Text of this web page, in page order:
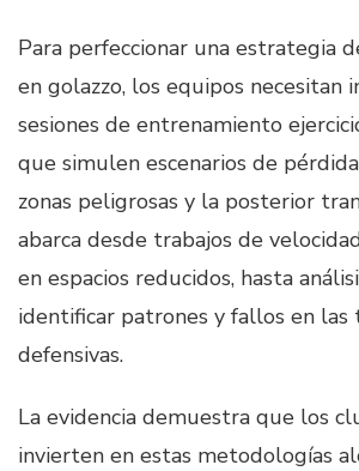
Para perfeccionar una estrategia
en golazzo, los equipos necesitan
sesiones de entrenamiento
que simulen escenarios de
zonas peligrosas y la posterior
abarca desde trabajos de
en espacios reducidos, hasta
identificar patrones y fallos en las
defensivas.
La evidencia demuestra que los
invierten en estas metodologías